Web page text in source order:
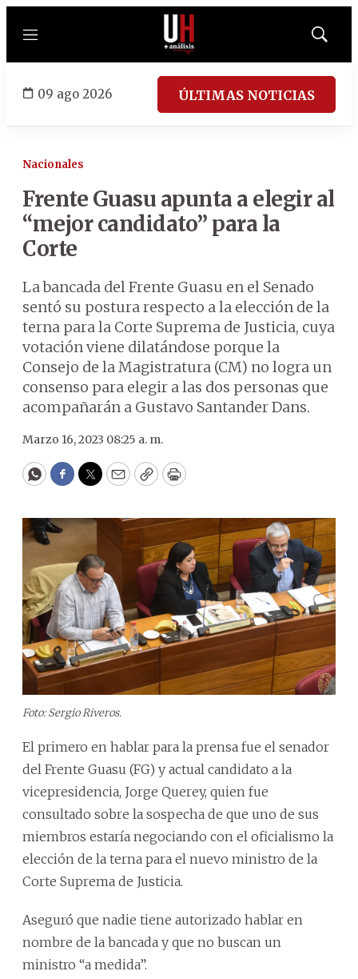
Menú
Mostrar
09 ago 2026 ÚLTIMAS NOTICIAS
Nacionales
Frente Guasu apunta a elegir al
“mejor candidato” para la
Corte
La bancada del Frente Guasu en el Senado
sentó su postura respecto a la elección de la
terna para la Corte Suprema de Justicia, cuya
votación viene dilatándose porque la
Consejo de la Magistratura (CM) no logra un
consenso para elegir a las dos personas que
acompañarán a Gustavo Santander Dans.
Marzo 16, 2023 08:25 a. m.
WhatsApp
Facebook
Twitter
EmailCopyPrint
Foto: Sergio Riveros.
El primero en hablar para la prensa fue el senador
del Frente Guasu (FG) y actual candidato a la
vicepresidencia, Jorge Querey, quien fue
consultado sobre la sospecha de que uno de sus
miembros estaría negociando con el oficialismo la
elección de la terna para el nuevo ministro de la
Corte Suprema de Justicia.
Aseguró que nadie tiene autorizado hablar en
nombre de la bancada y que no buscan un
ministro “a medida”.